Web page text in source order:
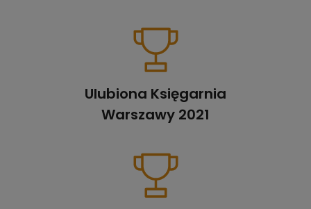
Ulubiona Księgarnia
Warszawy 2021